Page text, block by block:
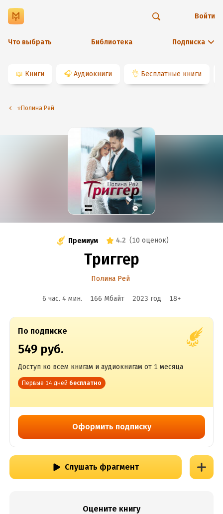
Что выбрать Библиотека Подписка
Войти
📖 Книги 🎧 Аудиокниги 👌 Бесплатные книги
⭐️Полина Рей
Премиум 4.2 (10 оценок)
Триггер
Полина Рей
6 час. 4 мин. 166 Мбайт 2023 год 18+
По подписке
549 руб.
Доступ ко всем книгам и аудиокнигам от 1 месяца
Первые 14 дней бесплатно
Оформить подписку
Слушать фрагмент
Оцените книгу